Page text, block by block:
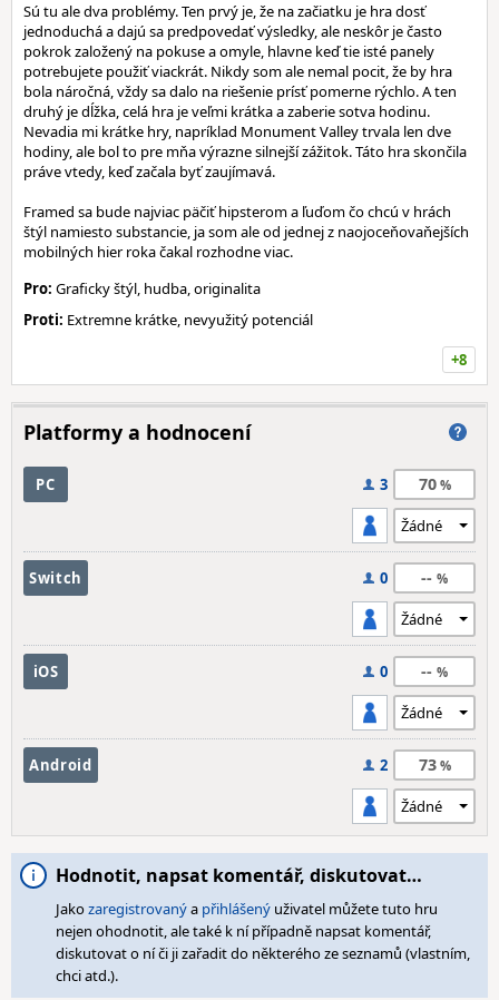
Sú tu ale dva problémy. Ten prvý je, že na začiatku je hra dosť
jednoduchá a dajú sa predpovedať výsledky, ale neskôr je často
pokrok založený na pokuse a omyle, hlavne keď tie isté panely
potrebujete použiť viackrát. Nikdy som ale nemal pocit, že by hra
bola náročná, vždy sa dalo na riešenie prísť pomerne rýchlo. A ten
druhý je dĺžka, celá hra je veľmi krátka a zaberie sotva hodinu.
Nevadia mi krátke hry, napríklad Monument Valley trvala len dve
hodiny, ale bol to pre mňa výrazne silnejší zážitok. Táto hra skončila
práve vtedy, keď začala byť zaujímavá.
Framed sa bude najviac päčiť hipsterom a ľuďom čo chcú v hrách
štýl namiesto substancie, ja som ale od jednej z naojoceňovaňejších
mobilných hier roka čakal rozhodne viac.
Pro: Graficky štýl, hudba, originalita
Proti: Extremne krátke, nevyužitý potenciál
+8
Platformy a hodnocení
PC 3 70
Switch 0 --
iOS 0 --
Android 2 73
Hodnotit, napsat komentář, diskutovat…
Jakozaregistrovanýa přihlášený uživatel můžete tuto hru
nejen ohodnotit, ale také k ní případně napsat komentář,
diskutovat o ní či ji zařadit do některého ze seznamů (vlastním,
chci atd.).